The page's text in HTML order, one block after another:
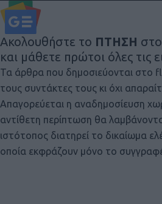
Ακολουθήστε το ΠΤΗΣΗ στο
και μάθετε πρώτοι όλες τις
Τα άρθρα που δημοσιεύονται στο
τους συντάκτες τους κι όχι
Απαγορεύεται η αναδημοσίευση
αντίθετη περίπτωση θα
ιστότοπος διατηρεί το δικαίωμα
οποία εκφράζουν μόνο το